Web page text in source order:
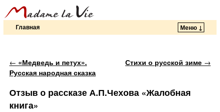
Главная Меню ↓
Навигация по записям
← «Медведь и петух».
Русская народная сказка
Стихи о русской зиме →
Отзыв о рассказе А.П.Чехова «Жалобная
книга»